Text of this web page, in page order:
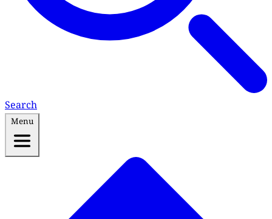
Search
Menu